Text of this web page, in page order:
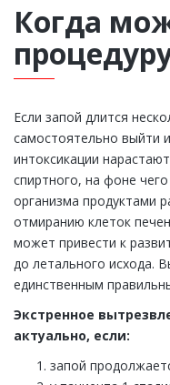
Когда
Если запой длится
самостоятельно выйти
интоксикации
спиртного, на фоне
организма продуктами
отмиранию клеток
может привести к
до летального исхода.
единственным
Экстренное
актуально, если:
запой